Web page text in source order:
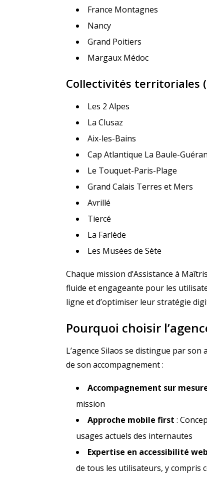
France Montagnes
Nancy
Grand Poitiers
Margaux Médoc
Collectivités territoriales
Les 2 Alpes
La Clusaz
Aix-les-Bains
Cap Atlantique La Baule-
Le Touquet-Paris-Plage
Grand Calais Terres et Mers
Avrillé
Tiercé
La Farlède
Les Musées de Sète
Chaque mission d’Assistance à
fluide et engageante pour les
ligne et d’optimiser leur stratégie
Pourquoi choisir
L’agence Silaos se distingue par
de son accompagnement :
Accompagnement sur
mission
Approche mobile first :
usages actuels des internautes
Expertise en accessibilité
de tous les utilisateurs, y compris